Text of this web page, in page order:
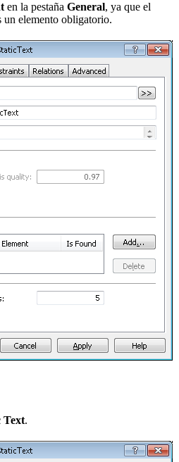
en la pestaña General, ya que el
un elemento obligatorio.
Text.